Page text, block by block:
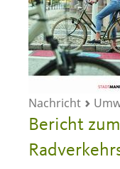
Nachricht
Bericht